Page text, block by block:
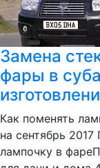
Замена
фары в
Как поменять
на сентябрь
лампочку в